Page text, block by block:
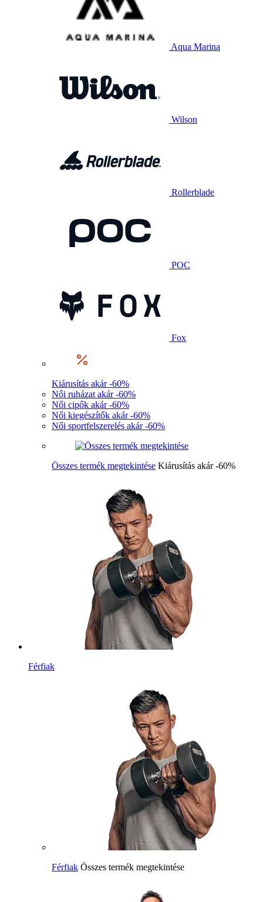
Aqua Marina
Wilson
Rollerblade
POC
Fox
Kiárusítás akár -60%
Női ruházat akár -60%
Női cipők akár -60%
Női kiegészítők akár -60%
Női sportfelszerelés akár -60%
Összes termék megtekintése Kiárusítás akár -60%
Férfiak
Férfiak Összes termék megtekintése